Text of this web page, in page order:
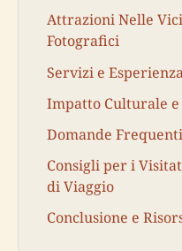
Attrazioni Nelle
Fotografici
Servizi e
Impatto Culturale
Domande
Consigli per i
di Viaggio
Conclusione e